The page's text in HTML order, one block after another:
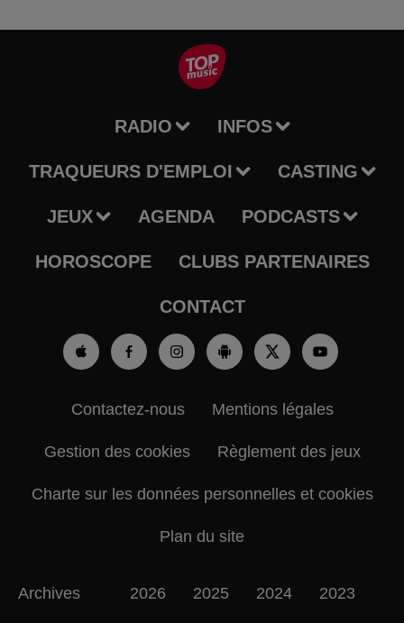
RADIO INFOS
TRAQUEURS D'EMPLOI CASTING
JEUX AGENDA PODCASTS
HOROSCOPE CLUBS PARTENAIRES
CONTACT
Contactez-nous Mentions légales
Gestion des cookies Règlement des jeux
Charte sur les données personnelles et cookies
Plan du site
Archives 2026 2025 2024 2023